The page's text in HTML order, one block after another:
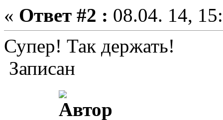
« Ответ #2 : 08.04. 14,
Супер! Так держать!
Записан